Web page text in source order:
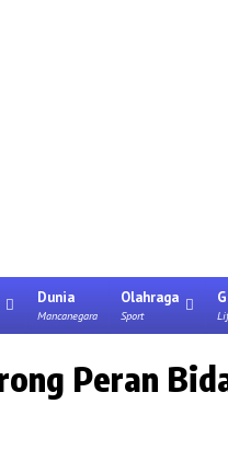
Dunia
Mancanegara
Olahraga
Sport
Peran